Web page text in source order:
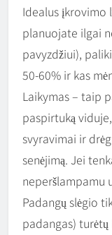
Idealus įkrovimo
planuojate ilgai
pavyzdžiui),
50-60% ir kas
Laikymas – taip
paspirtuką
svyravimai ir
senėjimą. Jei
neperšlampamu
Padangų slėgio
padangas)